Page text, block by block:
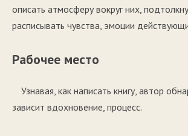
описать атмосферу вокруг них,
расписывать чувства, эмоции
Рабочее место
Узнавая, как написать книгу, автор
зависит вдохновение, процесс.